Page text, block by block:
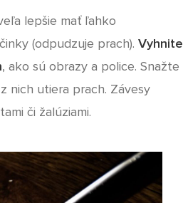
lepšie mať ľahko
(odpudzuje prach). Vyhnite
, ako sú obrazy a police. Snažte
nich utiera prach. Závesy
či žalúziami.